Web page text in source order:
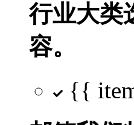
行业大类
容。
{{